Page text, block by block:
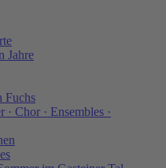
Jahre
Fuchs
· Chor · Ensembles ·